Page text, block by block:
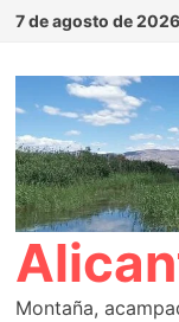
Saltar
contenido
7 de agosto de 2026
Montaña,